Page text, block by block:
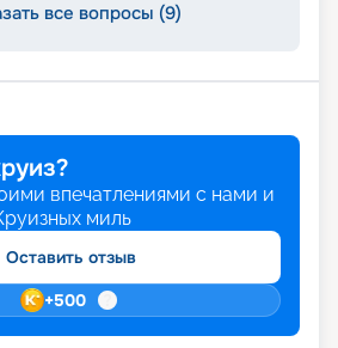
все вопросы (9)
впечатлениями с нами и
миль
Оставить отзыв
+500